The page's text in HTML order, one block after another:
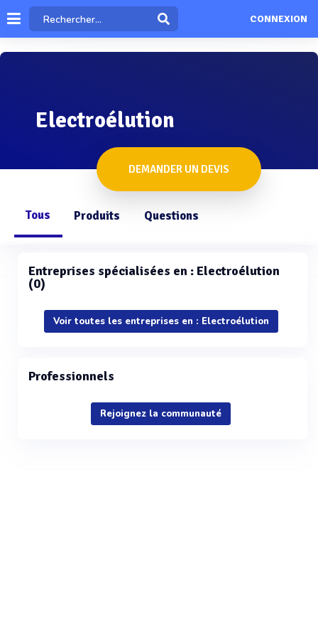
CONNEXION
Electroélution
DEMANDER UN DEVIS
Tous Produits Questions
Entreprises spécialisées en : Electroélution
(0)
Voir toutes les entreprises en : Electroélution
Professionnels
Rejoignez la communauté